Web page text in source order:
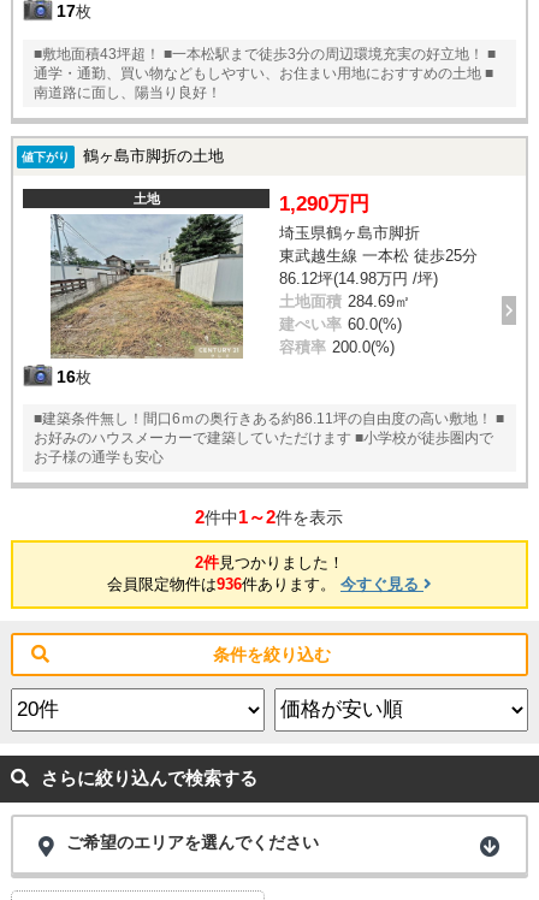
17枚
■敷地面積43坪超！ ■一本松駅まで徒歩3分の周辺環境充実の好立地！ ■
通学・通勤、買い物などもしやすい、お住まい用地におすすめの土地 ■
南道路に面し、陽当り良好！
値下がり 鶴ヶ島市脚折の土地
土地
16枚
1,290万円
埼玉県鶴ヶ島市脚折
東武越生線 一本松 徒歩25分
86.12坪(14.98万円 /坪)
土地面積 284.69㎡
建ぺい率 60.0(%)
容積率 200.0(%)
■建築条件無し！間口6ｍの奥行きある約86.11坪の自由度の高い敷地！ ■
お好みのハウスメーカーで建築していただけます ■小学校が徒歩圏内で
お子様の通学も安心
2件中1～2件を表示
2件見つかりました！
会員限定物件は936件あります。 今すぐ見る
条件を絞り込む
さらに絞り込んで検索する
ご希望のエリアを選んでください